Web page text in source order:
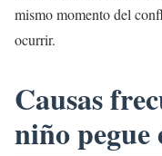
mismo momento del
ocurrir.
Causas
niño pegue